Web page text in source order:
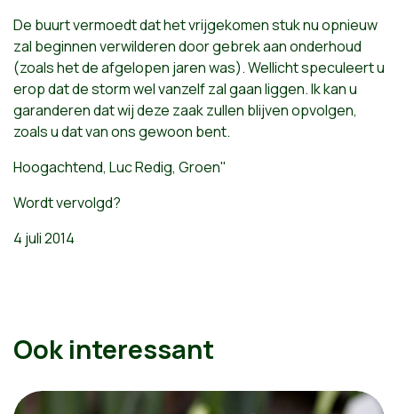
De buurt vermoedt dat het vrijgekomen stuk nu opnieuw
zal beginnen verwilderen door gebrek aan onderhoud
(zoals het de afgelopen jaren was). Wellicht speculeert u
erop dat de storm wel vanzelf zal gaan liggen. Ik kan u
garanderen dat wij deze zaak zullen blijven opvolgen,
zoals u dat van ons gewoon bent.
Hoogachtend, Luc Redig, Groen"
Wordt vervolgd?
4 juli 2014
Ook interessant